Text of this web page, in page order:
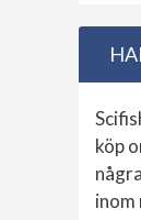
köp
inom